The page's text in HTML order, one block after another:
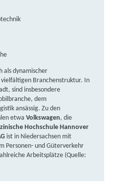
Bildung e.V. -
12 D, 30159 Hannover
& Co. KG |
Hannover Partner
Bildung e.V. -
51, 30451
als dynamischer
Branchenstruktur. In
sind insbesondere
dem
ansässig.​ Zu den
etwaVolkswagen, die
Hochschule Hannover
ist in Niedersachsen mit
Personen- und Güterverkehr
Arbeitsplätze (Quelle: